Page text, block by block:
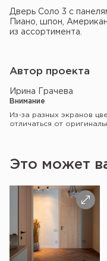
Дверь Соло 3 с
Пиано, шпон,
из ассортимента.
Автор проекта
Ирина Грачева
Внимание
Из-за разных экранов
отличаться от
Это может